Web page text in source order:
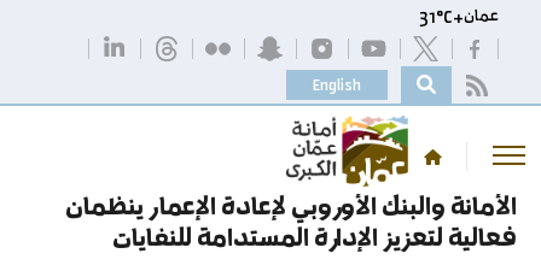
عمان+
31°C
English
الأمانة والبنك الأوروبي لإعادة الإعمار ينظمان
فعالية لتعزيز الإدارة المستدامة للنفايات